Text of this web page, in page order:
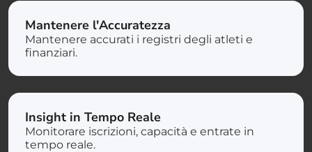
Mantenere l'Accuratezza
Mantenere accurati i registri degli atleti e
finanziari.
Insight in Tempo Reale
Monitorare iscrizioni, capacità e entrate in
tempo reale.